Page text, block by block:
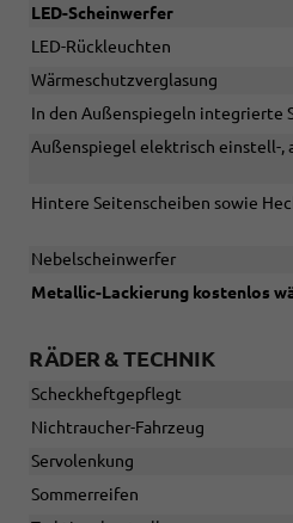
LED-Scheinwerfer
LED-Rückleuchten
Wärmeschutzverglasung
In den Außenspiegeln integrierte
Außenspiegel elektrisch einstell-,
Hintere Seitenscheiben sowie
Nebelscheinwerfer
Metallic-Lackierung kostenlos
RÄDER & TECHNIK
Scheckheftgepflegt
Nichtraucher-Fahrzeug
Servolenkung
Sommerreifen